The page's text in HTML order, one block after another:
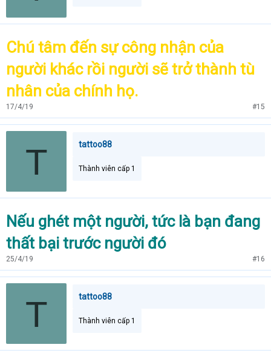
Chú tâm đến sự công nhận của
người khác rồi người sẽ trở thành tù
nhân của chính họ.
17/4/19 #15
T tattoo88
Thành viên cấp 1
Nếu ghét một người, tức là bạn đang
thất bại trước người đó
25/4/19 #16
T tattoo88
Thành viên cấp 1